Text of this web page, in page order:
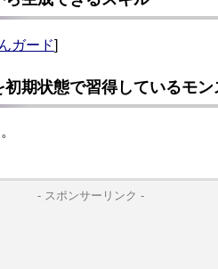
ガード]
期状態で習得しているモ
- スポンサーリンク -